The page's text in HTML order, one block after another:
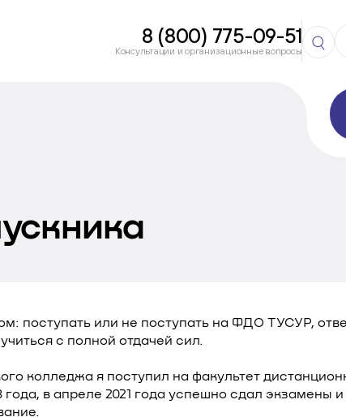
8 (800) 775-09-51
Консультации и организационные вопросы
поступать или не поступать на ФДО ТУСУР,
с полной отдачей сил.
колледжа я поступил на факультет
в апреле 2021 года успешно сдал экзамены